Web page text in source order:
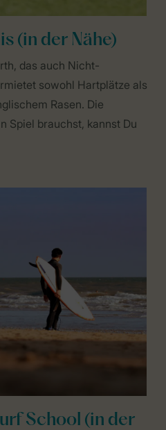
(in der Nähe)
das auch Nicht-
sowohl Hartplätze als
Rasen. Die
Spiel brauchst, kannst Du
School (in der